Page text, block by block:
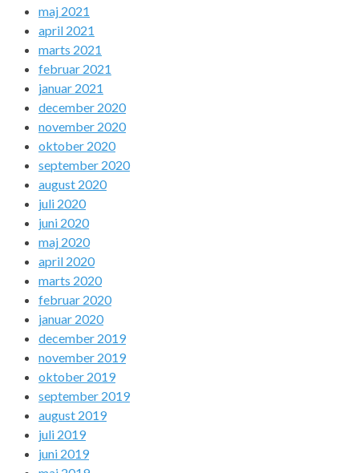
maj 2021
april 2021
marts 2021
februar 2021
januar 2021
december 2020
november 2020
oktober 2020
september 2020
august 2020
juli 2020
juni 2020
maj 2020
april 2020
marts 2020
februar 2020
januar 2020
december 2019
november 2019
oktober 2019
september 2019
august 2019
juli 2019
juni 2019